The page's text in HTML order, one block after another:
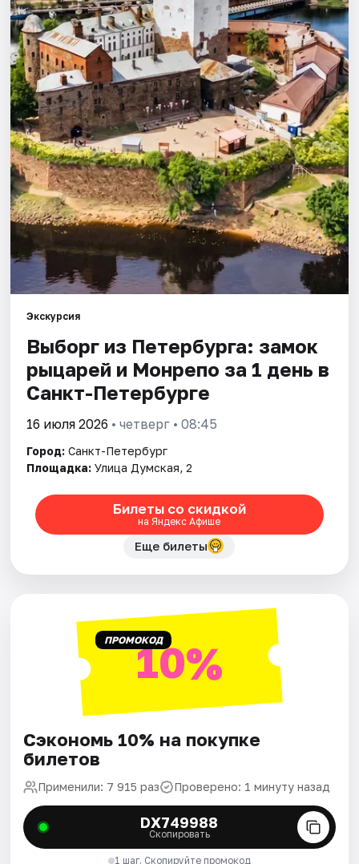
Города
Площадки
Артисты
Рейтинги
Экскурсия
Выборг из Петербурга: замок
рыцарей и Монрепо за 1 день в
Санкт-Петербурге
16 июля 2026 • четверг • 08:45
Город: Санкт-Петербург
Площадка: Улица Думская, 2
Билеты со скидкой
на Яндекс Афише
Еще билеты
ПРОМОКОД10%
Сэкономь 10% на покупке
билетов
Применили: 7 915 раз Проверено: 1 минуту назад
DX749988
Скопировать
1 шаг. Скопируйте промокод